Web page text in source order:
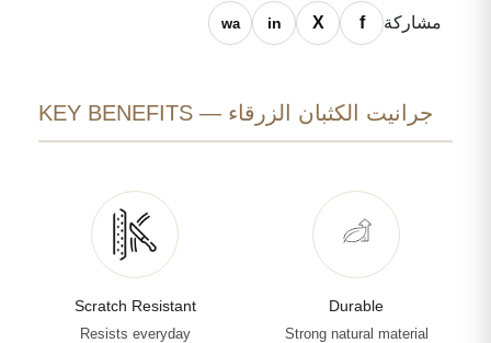
مشاركة
جرانيت الكثبان الزرقاء — KEY BENEFITS
Durable
Strong natural material
Scratch Resistant
Resists everyday